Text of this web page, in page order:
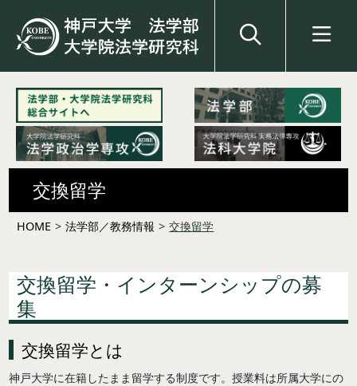
交換留学
HOME > 法学部／教務情報 > 交換留学
交換留学・インターンシップの募
集
交換留学とは
神戸大学に在籍したまま留学する制度です。授業料は所属大学にの